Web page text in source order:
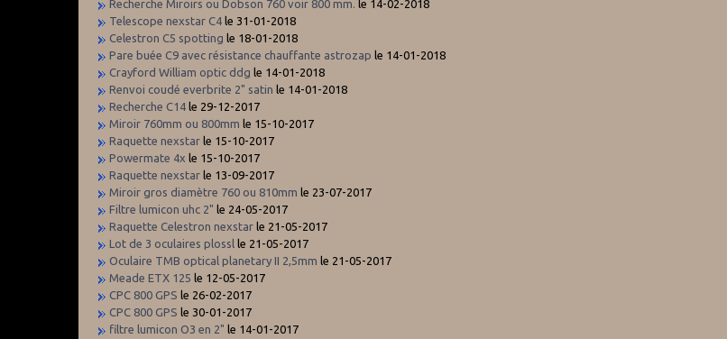
Recherche Miroirs ou Dobson 760 voir 800 mm. le 14-02-2018
Telescope nexstar C4 le 31-01-2018
Celestron C5 spotting le 18-01-2018
Pare buée C9 avec résistance chauffante astrozap le 14-01-2018
Crayford William optic ddg le 14-01-2018
Renvoi coudé everbrite 2" satin le 14-01-2018
Recherche C14 le 29-12-2017
Miroir 760mm ou 800mm le 15-10-2017
Raquette nexstar le 15-10-2017
Powermate 4x le 15-10-2017
Raquette nexstar le 13-09-2017
Miroir gros diamètre 760 ou 810mm le 23-07-2017
Filtre lumicon uhc 2" le 24-05-2017
Raquette Celestron nexstar le 21-05-2017
Lot de 3 oculaires plossl le 21-05-2017
Oculaire TMB optical planetary II 2,5mm le 21-05-2017
Meade ETX 125 le 12-05-2017
CPC 800 GPS le 26-02-2017
CPC 800 GPS le 30-01-2017
filtre lumicon O3 en 2" le 14-01-2017